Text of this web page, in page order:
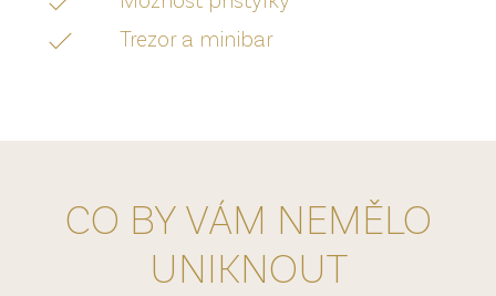
Trezor a minibar
CO BY VÁM NEMĚLO
UNIKNOUT